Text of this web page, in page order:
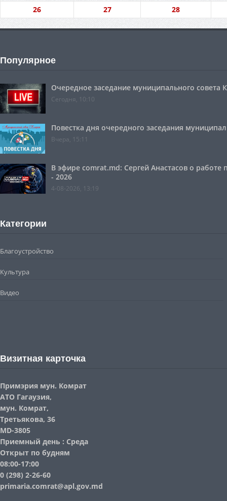
26
27 28
Популярное
Очередное заседание муниципального совета
Сегодня, 10:10
Повестка дня очередного заседания
Вчера, 15:11
В эфире comrat.md: Сергей Анастасов о
- 2026
4-08-2026, 13:19
Категории
Благоустройство
Культура
Видео
Визитная карточка
Примэрия мун. Комрат
АТО Гагаузия,
мун. Комрат,
Третьякова, 36
MD-3805
Приемный день : Среда
Открыт по будням
08:00-17:00
0 (298) 2-26-60
primaria.comrat@apl.gov.md